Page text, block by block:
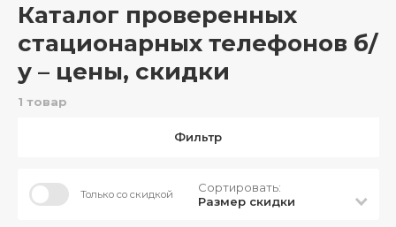
Каталог проверенных
стационарных телефонов б/
у – цены, скидки
1 товар
Фильтр
Только со скидкой
Сортировать:
Размер скидки